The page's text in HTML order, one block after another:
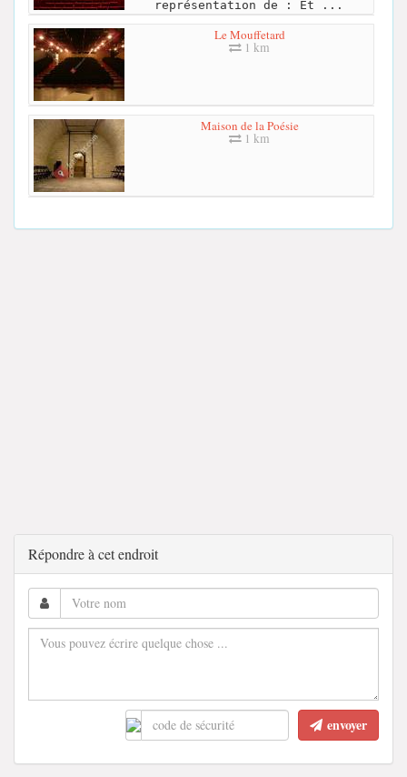
représentation de : Et ...
Le Mouffetard
1 km
Maison de la Poésie
1 km
Répondre à cet endroit
envoyer